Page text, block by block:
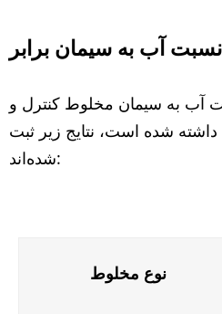
آب به سیمان مخلوط کنترل و
داشته شده است، نتایج زیر ثبت
شده‌اند:
نوع مخلوط